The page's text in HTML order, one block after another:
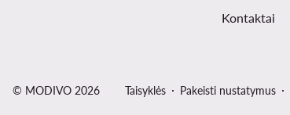
Kontaktai
© MODIVO 2026 Taisyklės Pakeisti nustatymus